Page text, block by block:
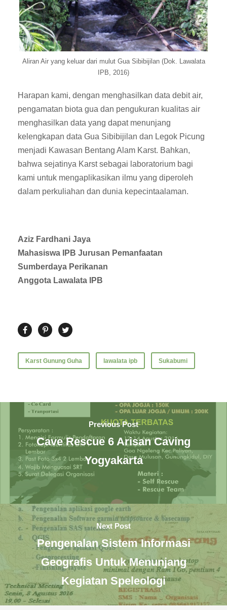
Aliran Air yang keluar dari mulut Gua Sibibijilan (Dok. Lawalata
IPB, 2016)
Harapan kami, dengan menghasilkan data debit air,
pengamatan biota gua dan pengukuran kualitas air
menghasilkan data yang dapat menunjang
kelengkapan data Gua Sibibijilan dan Legok Picung
menjadi Kawasan Bentang Alam Karst. Bahkan,
bahwa sejatinya Karst sebagai laboratorium bagi
kami untuk mengaplikasikan ilmu yang diperoleh
dalam perkuliahan dan dunia kepecintaalaman.
Aziz Fardhani Jaya
Mahasiswa IPB Jurusan Pemanfaatan
Sumberdaya Perikanan
Anggota Lawalata IPB
Karst Gunung Guha lawalata ipb Sukabumi
Previous Post
Cave Rescue 6 Arisan Caving
Yogyakarta
Next Post
Pengenalan Sistem Informasi
Geografis Untuk Menunjang
Kegiatan Speleologi